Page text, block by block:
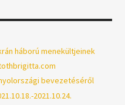
háború menekültjeinek
bevezetéséről
2021.10.24.